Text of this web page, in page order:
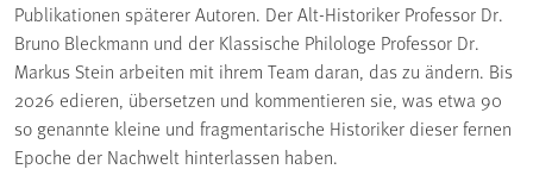
Publikationen späterer Autoren. Der Alt-Historiker Professor Dr.
Bruno Bleckmann und der Klassische Philologe Professor Dr.
Markus Stein arbeiten mit ihrem Team daran, das zu ändern. Bis
2026 edieren, übersetzen und kommentieren sie, was etwa 90
so genannte kleine und fragmentarische Historiker dieser fernen
Epoche der Nachwelt hinterlassen haben.